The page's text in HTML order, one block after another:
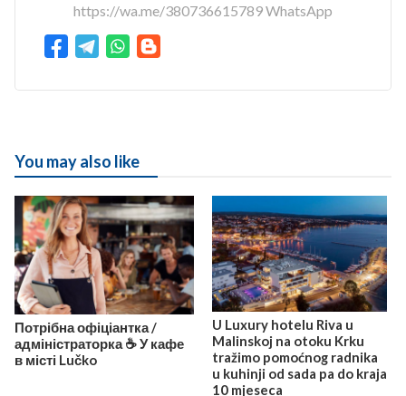
https://wa.me/380736615789 WhatsApp
You may also like
Потрібна офіціантка /
адміністраторка ☕️ У кафе
в місті Lučko
U Luxury hotelu Riva u
Malinskoj na otoku Krku
tražimo pomoćnog radnika
u kuhinji od sada pa do kraja
10 mjeseca